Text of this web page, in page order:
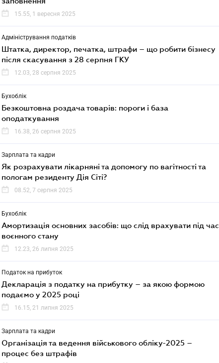
15.55, 1 вересня 2025
Адміністрування податків
Штатка, директор, печатка, штрафи – що робити бізнесу
після скасування з 28 серпня ГКУ
12.03, 28 серпня 2025
Бухоблік
Безкоштовна роздача товарів: пороги і база
оподаткування
16.38, 26 серпня 2025
Зарплата та кадри
Як розрахувати лікарняні та допомогу по вагітності та
пологам резиденту Дія Сіті?
08.52, 7 серпня 2025
Бухоблік
Амортизація основних засобів: що слід врахувати під час
воєнного стану
12.23, 26 липня 2025
Податок на прибуток
Декларація з податку на прибутку – за якою формою
подаємо у 2025 році
16.15, 21 липня 2025
Зарплата та кадри
Організація та ведення військового обліку-2025 –
процес без штрафів